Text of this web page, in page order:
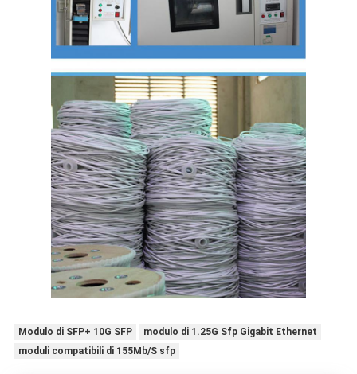
Modulo di SFP+ 10G SFP
modulo di 1.25G Sfp Gigabit Ethernet
moduli compatibili di 155Mb/S sfp